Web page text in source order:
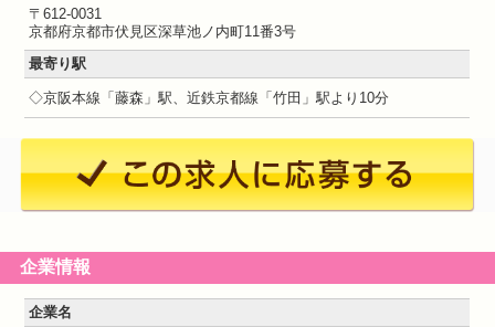
〒612-0031
京都府京都市伏見区深草池ノ内町11番3号
最寄り駅
◇京阪本線「藤森」駅、近鉄京都線「竹田」駅より10分
企業情報
企業名